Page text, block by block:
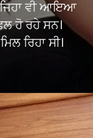
ਵੀ ਆਇਆ
ਹੋ ਰਹੇ ਸਨ।
ਰਿਹਾ ਸੀ।